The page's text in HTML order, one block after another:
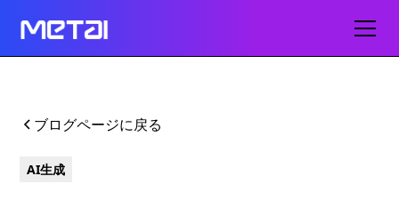
ブログページに戻る
AI生成